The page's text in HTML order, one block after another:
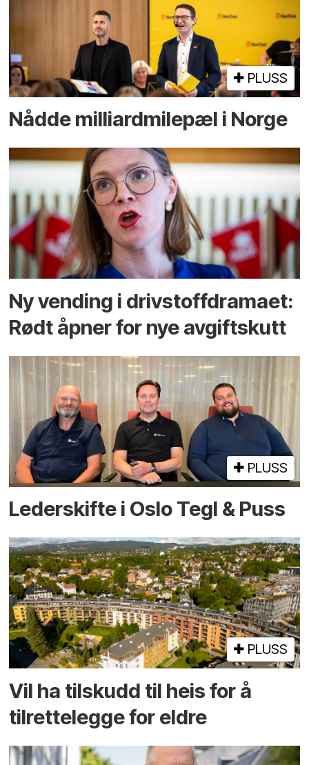
PLUSS
Nådde milliard­­milepæl i Norge
Ny vending i drivstoffdramaet:
Rødt åpner for nye avgiftskutt
PLUSS
Lederskifte i Oslo Tegl & Puss
PLUSS
Vil ha tilskudd til heis for å
tilrettelegge for eldre